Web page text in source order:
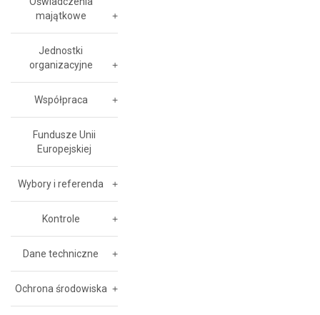
majątkowe
Jednostki
organizacyjne
Współpraca
Fundusze Unii
Europejskiej
Wybory i referenda
Kontrole
Dane techniczne
Ochrona środowiska